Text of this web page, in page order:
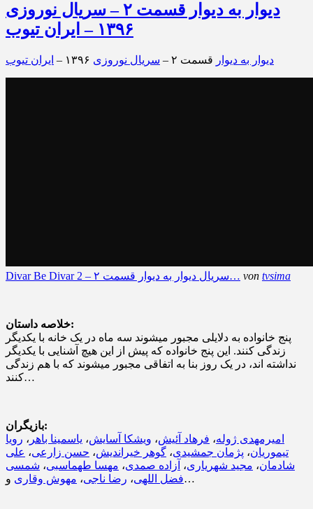
دیوار به دیوار قسمت ۲ – سریال نوروزی
۱۳۹۶ – ایران تیوب
دیوار به دیوار قسمت ۲ – سریال نوروزی ایران تیوب
Divar Be Divar 2 – سریال دیوار به دیوار قسمت ۲… von tvsima
خلاصه داستان:
پنج خانواده به دلایلی مجبور میشوند سه ماه در یک خانه با یکدیگر
زندگی کنند. این پنج خانواده که پیش از این هیچ آشنایی با یکدیگر
نداشته اند، در یک روز بنا به اتفاقی مجبور میشوند که با هم زندگی
کنند…
بازیگران:
امیرمهدی ژوله، فرهاد آئیش، ویشکا آسایش، یاسمینا باهر ، رویا
تیموریان، پژمان جمشیدی، گوهر خیراندیش، حسن زارعی، علی
شادمان، مجید شهریاری، آزاده صمدی، مهسا طهماسبی، شمسی
فضل اللهی، رضا ناجی، مهوش وقاری و…